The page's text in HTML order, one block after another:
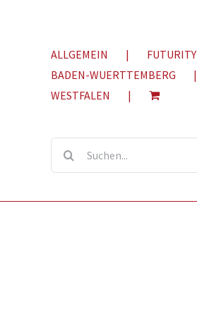
ALLGEMEIN FUTURITY
BADEN-WUERTTEMBERG
WESTFALEN
Suche
nach: